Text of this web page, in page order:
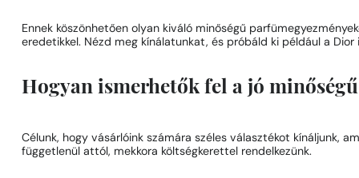
Ennek köszönhetően olyan kiváló minőségű
eredetikkel. Nézd meg kínálatunkat, és próbáld ki például a
Hogyan ismerhetők fel a jó
Célunk, hogy vásárlóink számára széles választékot kínáljunk,
függetlenül attól, mekkora költségkerettel rendelkezünk.